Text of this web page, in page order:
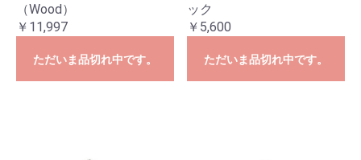
（Wood）
￥11,997
ただいま品切れ中です。
ック
￥5,600
ただいま品切れ中です。